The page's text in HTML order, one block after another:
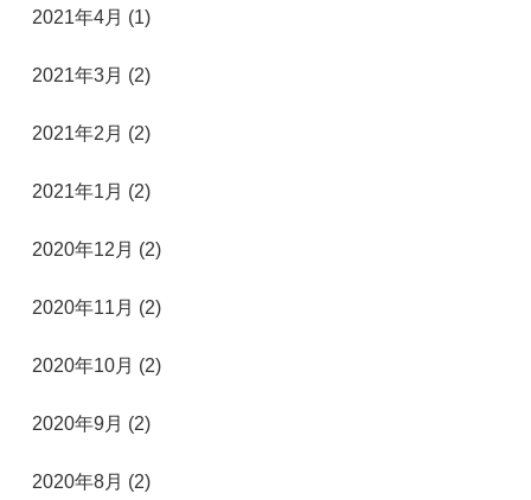
2021年4月 (1)
2021年3月 (2)
2021年2月 (2)
2021年1月 (2)
2020年12月 (2)
2020年11月 (2)
2020年10月 (2)
2020年9月 (2)
2020年8月 (2)